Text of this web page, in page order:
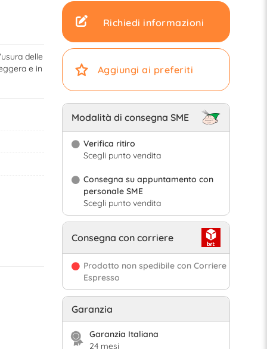
delle
e in
Richiedi informazioni
Aggiungi ai preferiti
Modalità di consegna SME
Verifica ritiro
Scegli punto vendita
Consegna su appuntamento con
personale SME
Scegli punto vendita
Consegna con corriere
Prodotto non spedibile con Corriere
Espresso
Garanzia
Garanzia Italiana
24 mesi